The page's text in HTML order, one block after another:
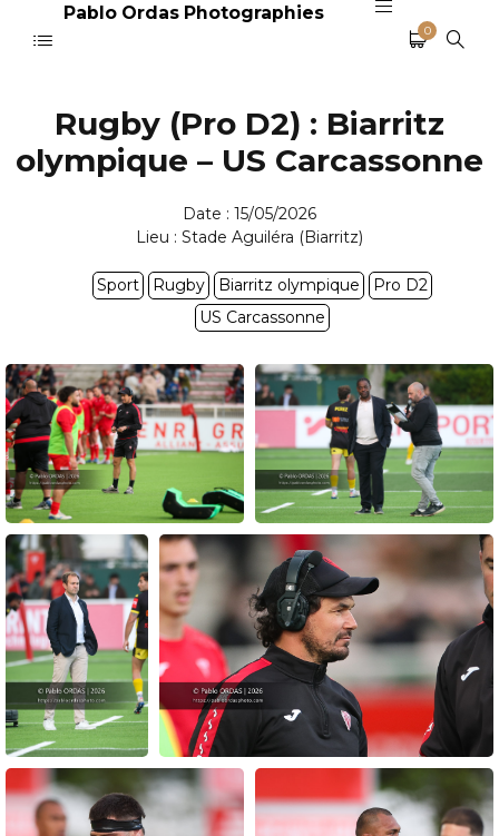
Pablo Ordas Photographies
0
Rugby (Pro D2) : Biarritz
olympique – US Carcassonne
Date : 15/05/2026
Lieu : Stade Aguiléra (Biarritz)
Sport Rugby Biarritz olympique
Pro D2
US Carcassonne